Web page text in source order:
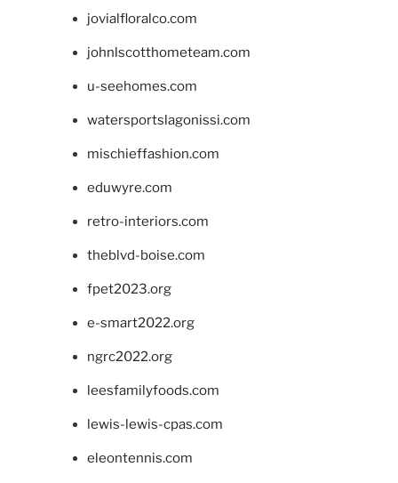
jovialfloralco.com
johnlscotthometeam.com
u-seehomes.com
watersportslagonissi.com
mischieffashion.com
eduwyre.com
retro-interiors.com
theblvd-boise.com
fpet2023.org
e-smart2022.org
ngrc2022.org
leesfamilyfoods.com
lewis-lewis-cpas.com
eleontennis.com